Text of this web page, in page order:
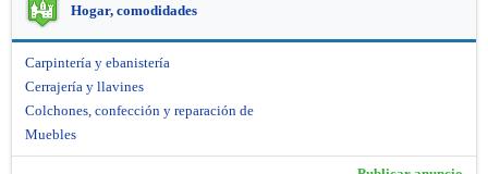
Hogar, comodidades
Carpintería y ebanistería
Cerrajería y llavines
Colchones, confección y reparación de
Muebles